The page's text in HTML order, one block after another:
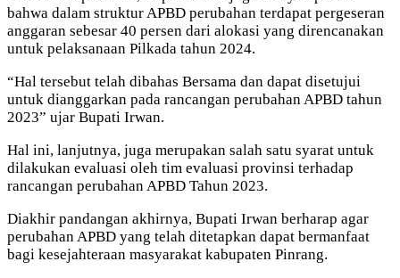
bahwa dalam struktur APBD perubahan terdapat pergeseran
anggaran sebesar 40 persen dari alokasi yang direncanakan
untuk pelaksanaan Pilkada tahun 2024.
“Hal tersebut telah dibahas Bersama dan dapat disetujui
untuk dianggarkan pada rancangan perubahan APBD tahun
2023” ujar Bupati Irwan.
Hal ini, lanjutnya, juga merupakan salah satu syarat untuk
dilakukan evaluasi oleh tim evaluasi provinsi terhadap
rancangan perubahan APBD Tahun 2023.
Diakhir pandangan akhirnya, Bupati Irwan berharap agar
perubahan APBD yang telah ditetapkan dapat bermanfaat
bagi kesejahteraan masyarakat kabupaten Pinrang.